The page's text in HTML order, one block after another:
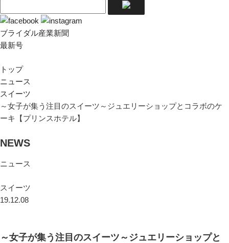
ブライダル産業新聞
最新号
トップ
ニュース
スイーツ
～女子が集う注目のスイーツ～ジュエリーショップとコラボのケ
ーキ【プリンスホテル】
NEWS
ニュース
スイーツ
19.12.08
～女子が集う注目のスイーツ～ジュエリーショップと